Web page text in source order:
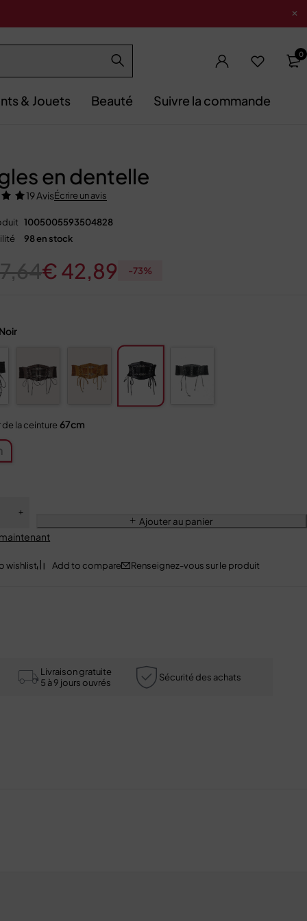
0
& Jouets Beauté Suivre la commande
en dentelle
19 AvisÉcrire un avis
1005005593504828
98 en stock
€42,89 -73%
Noir
la ceinture 67cm
Ajouter au panier
Renseignez-vous sur le produit
Livraison gratuite
5 à 9 jours ouvrés
Sécurité des achats